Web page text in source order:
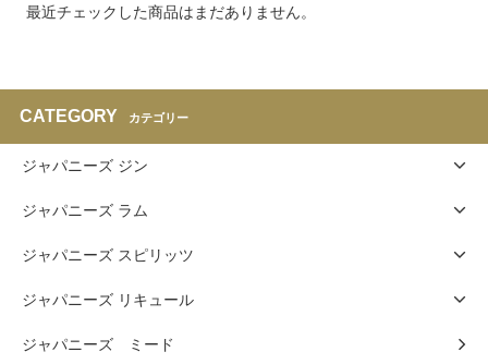
最近チェックした商品はまだありません。
CATEGORY カテゴリー
ジャパニーズ ジン
ジャパニーズ ラム
ジャパニーズ スピリッツ
ジャパニーズ リキュール
ジャパニーズ ミード